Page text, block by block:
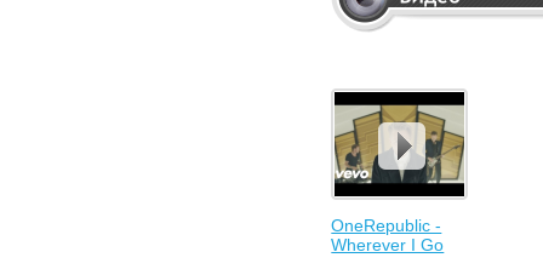
OneRepublic -
Wherever I Go